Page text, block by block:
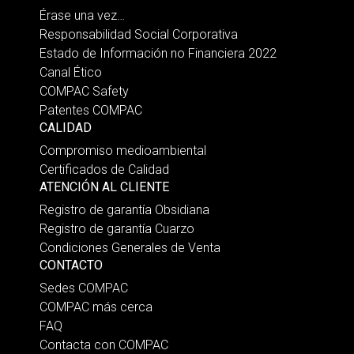
Érase una vez…
Responsabilidad Social Corporativa
Estado de Información no Financiera 2022
Canal Ético
COMPAC Safety
Patentes COMPAC
CALIDAD
Compromiso medioambiental
Certificados de Calidad
ATENCIÓN AL CLIENTE
Registro de garantía Obsidiana
Registro de garantía Cuarzo
Condiciones Generales de Venta
CONTACTO
Sedes COMPAC
COMPAC más cerca
FAQ
Contacta con COMPAC